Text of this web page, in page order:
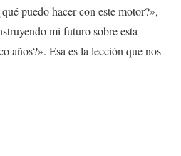
puedo hacer con este motor?»,
mi futuro sobre esta
años?». Esa es la lección que nos